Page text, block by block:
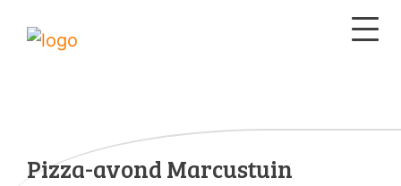
Pizza-avond Marcustuin